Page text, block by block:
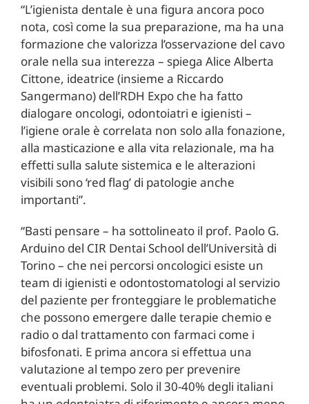
“L’igienista dentale è una figura ancora poco
nota, così come la sua preparazione, ma ha una
formazione che valorizza l’osservazione del cavo
orale nella sua interezza – spiega Alice Alberta
Cittone, ideatrice (insieme a Riccardo
Sangermano) dell’RDH Expo che ha fatto
dialogare oncologi, odontoiatri e igienisti –
l’igiene orale è correlata non solo alla fonazione,
alla masticazione e alla vita relazionale, ma ha
effetti sulla salute sistemica e le alterazioni
visibili sono ‘red flag’ di patologie anche
importanti”.
“Basti pensare – ha sottolineato il prof. Paolo G.
Arduino del CIR Dentai School dell’Università di
Torino – che nei percorsi oncologici esiste un
team di igienisti e odontostomatologi al servizio
del paziente per fronteggiare le problematiche
che possono emergere dalle terapie chemio e
radio o dal trattamento con farmaci come i
bifosfonati. E prima ancora si effettua una
valutazione al tempo zero per prevenire
eventuali problemi. Solo il 30-40% degli italiani